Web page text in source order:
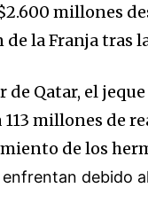
millones
la Franja tras
de Qatar, el
millones de
de los
debido